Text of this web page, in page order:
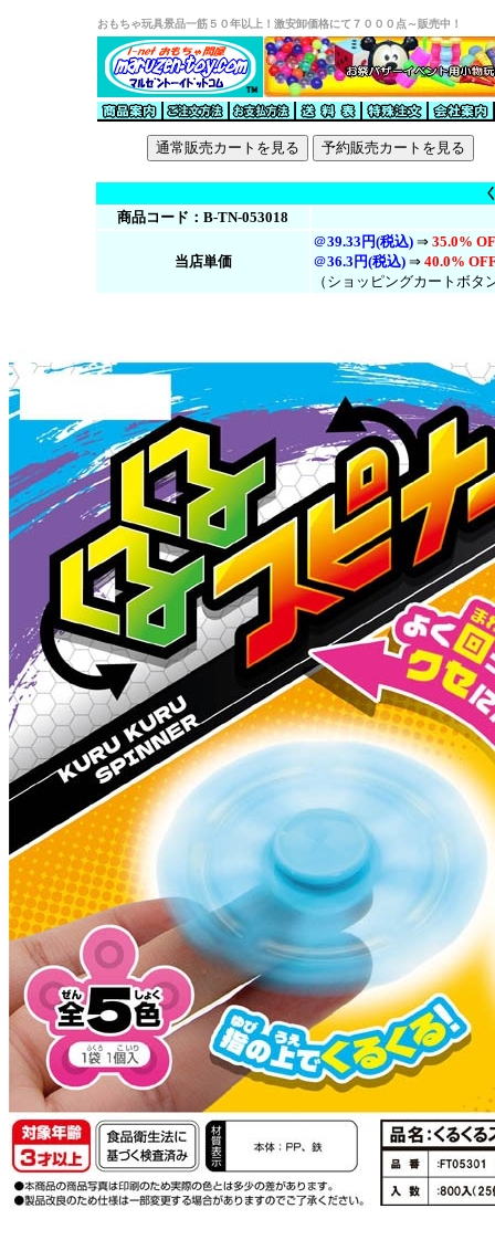
おもちゃ玩具景品一筋５０年以上！激安卸価格にて７０００点～販売中！
商品コード：B-TN-053018
当店単価
＠39.33円(税込) ⇒ 35.0%
＠36.3円(税込) ⇒ 40.0%
（ショッピングカートボ